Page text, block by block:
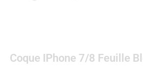
Coque IPhone 7/8 Feuille